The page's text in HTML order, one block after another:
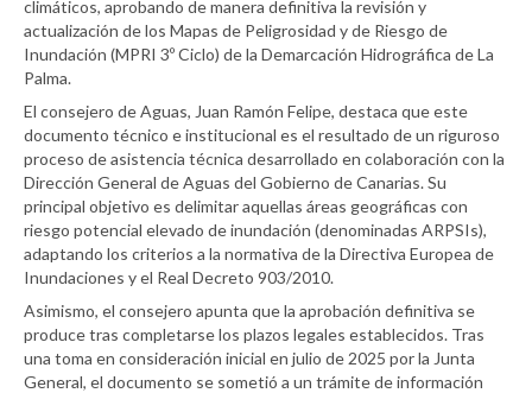
climáticos, aprobando de manera definitiva la revisión y
actualización de los Mapas de Peligrosidad y de Riesgo de
Inundación (MPRI 3º Ciclo) de la Demarcación Hidrográfica de La
Palma.
El consejero de Aguas, Juan Ramón Felipe, destaca que este
documento técnico e institucional es el resultado de un riguroso
proceso de asistencia técnica desarrollado en colaboración con la
Dirección General de Aguas del Gobierno de Canarias. Su
principal objetivo es delimitar aquellas áreas geográficas con
riesgo potencial elevado de inundación (denominadas ARPSIs),
adaptando los criterios a la normativa de la Directiva Europea de
Inundaciones y el Real Decreto 903/2010.
Asimismo, el consejero apunta que la aprobación definitiva se
produce tras completarse los plazos legales establecidos. Tras
una toma en consideración inicial en julio de 2025 por la Junta
General, el documento se sometió a un trámite de información